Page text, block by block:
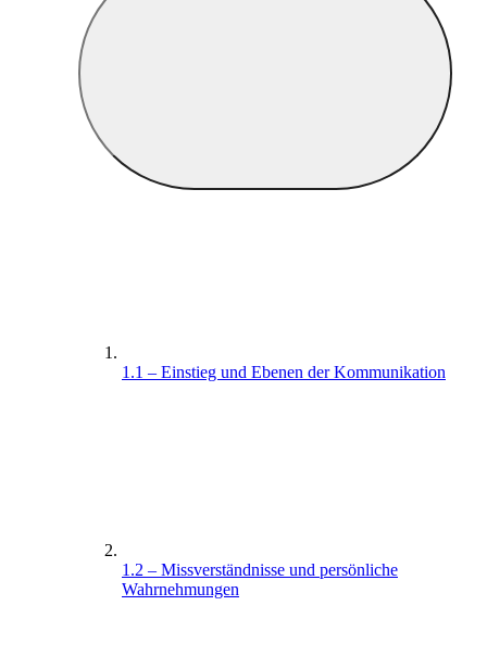
1.1 – Einstieg und Ebenen der Kommunikation
1.2 – Missverständnisse und persönliche
Wahrnehmungen